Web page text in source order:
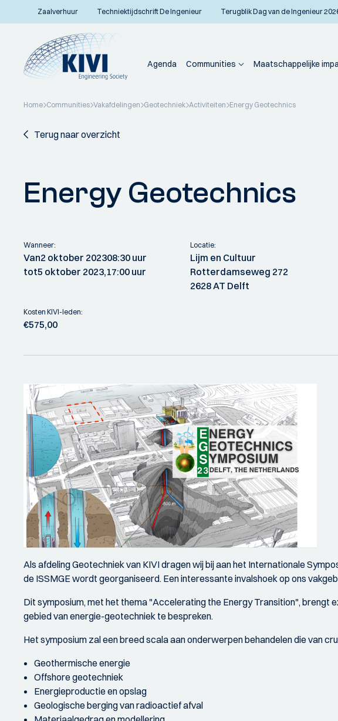
Zaalverhuur Techniektijdschrift De Ingenieur Terugblik Dag van de Ingenieur
Agenda Communities Maatschappelijke
Home Communities Vakafdelingen Geotechniek Activiteiten Energy Geotechnics
Terug naar overzicht
Energy Geotechnics
Wanneer:
Van2 oktober 202308:30 uur
tot5 oktober 2023,17:00 uur
Locatie:
Lijm en Cultuur
Rotterdamseweg 272
2628 AT Delft
Kosten KIVI-leden:
€575,00
Als afdeling Geotechniek van KIVI dragen wij bij aan het Internationale
de ISSMGE wordt georganiseerd. Een interessante invalshoek op ons
Dit symposium, met het thema "Accelerating the Energy Transition", brengt
gebied van energie-geotechniek te bespreken.
Het symposium zal een breed scala aan onderwerpen behandelen die van
Geothermische energie
Offshore geotechniek
Energieproductie en opslag
Geologische berging van radioactief afval